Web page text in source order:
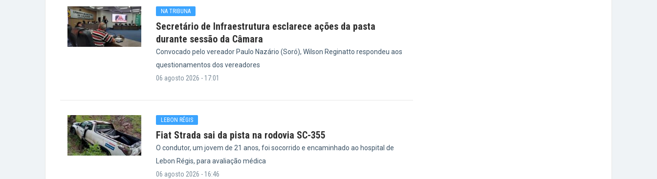
NA TRIBUNA
Secretário de Infraestrutura esclarece ações da pasta
durante sessão da Câmara
Convocado pelo vereador Paulo Nazário (Soró), Wilson Reginatto respondeu aos
questionamentos dos vereadores
06 agosto 2026 - 17:01
LEBON RÉGIS
Fiat Strada sai da pista na rodovia SC-355
O condutor, um jovem de 21 anos, foi socorrido e encaminhado ao hospital de
Lebon Régis, para avaliação médica
06 agosto 2026 - 16:46